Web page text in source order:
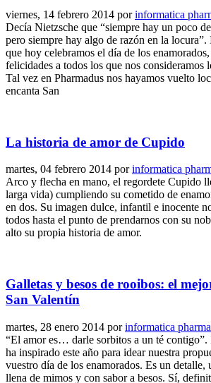
viernes, 14 febrero 2014 porinformatica
Decía Nietzsche que “siempre hay un poco
pero siempre hay algo de razón en la
que hoy celebramos el día de los
felicidades a todos los que nos consideramos
Tal vez en Pharmadus nos hayamos vuelto
encanta San
La historia de amor de Cupido
martes, 04 febrero 2014 porinformatica
Arco y flecha en mano, el regordete Cupido
larga vida) cumpliendo su cometido de
en dos. Su imagen dulce, infantil e inocente
todos hasta el punto de prendarnos con su
alto su propia historia de amor.
Galletas y besos de rooibos: el
San Valentín
martes, 28 enero 2014 porinformatica
“El amor es… darle sorbitos a un té contigo”.
ha inspirado este año para idear nuestra
vuestro día de los enamorados. Es un detalle,
llena de mimos y con sabor a besos. Sí,